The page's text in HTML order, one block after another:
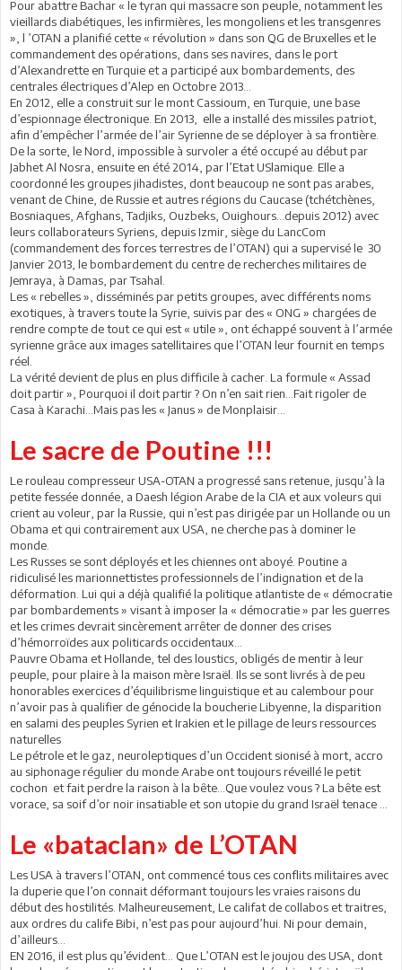
Pour abattre Bachar « le tyran qui massacre son peuple, notamment les
vieillards diabétiques, les infirmières, les mongoliens et les transgenres
», l ’OTAN a planifié cette « révolution » dans son QG de Bruxelles et le
commandement des opérations, dans ses navires, dans le port
d’Alexandrette en Turquie et a participé aux bombardements, des
centrales électriques d’Alep en Octobre 2013...
En 2012, elle a construit sur le mont Cassioum, en Turquie, une base
d’espionnage électronique. En 2013, elle a installé des missiles patriot,
afin d’empêcher l’armée de l’air Syrienne de se déployer à sa frontière.
De la sorte, le Nord, impossible à survoler a été occupé au début par
Jabhet Al Nosra, ensuite en été 2014, par l’Etat USlamique. Elle a
coordonné les groupes jihadistes, dont beaucoup ne sont pas arabes,
venant de Chine, de Russie et autres régions du Caucase (tchétchènes,
Bosniaques, Afghans, Tadjiks, Ouzbeks, Ouighours…depuis 2012) avec
leurs collaborateurs Syriens, depuis Izmir, siège du LancCom
(commandement des forces terrestres de l’OTAN) qui a supervisé le 30
Janvier 2013, le bombardement du centre de recherches militaires de
Jemraya, à Damas, par Tsahal.
Les « rebelles », disséminés par petits groupes, avec différents noms
exotiques, à travers toute la Syrie, suivis par des « ONG » chargées de
rendre compte de tout ce qui est « utile », ont échappé souvent à l’armée
syrienne grâce aux images satellitaires que l’OTAN leur fournit en temps
réel.
La vérité devient de plus en plus difficile à cacher. La formule « Assad
doit partir », Pourquoi il doit partir ? On n’en sait rien...Fait rigoler de
Casa à Karachi...Mais pas les « Janus » de Monplaisir...
Le sacre de Poutine !!!
Le rouleau compresseur USA-OTAN a progressé sans retenue, jusqu’à la
petite fessée donnée, a Daesh légion Arabe de la CIA et aux voleurs qui
crient au voleur, par la Russie, qui n’est pas dirigée par un Hollande ou un
Obama et qui contrairement aux USA, ne cherche pas à dominer le
monde.
Les Russes se sont déployés et les chiennes ont aboyé. Poutine a
ridiculisé les marionnettistes professionnels de l’indignation et de la
déformation. Lui qui a déjà qualifié la politique atlantiste de « démocratie
par bombardements » visant à imposer la « démocratie » par les guerres
et les crimes devrait sincèrement arrêter de donner des crises
d’hémorroïdes aux politicards occidentaux…
Pauvre Obama et Hollande, tel des loustics, obligés de mentir à leur
peuple, pour plaire à la maison mère Israël. Ils se sont livrés à de peu
honorables exercices d’équilibrisme linguistique et au calembour pour
n’avoir pas à qualifier de génocide la boucherie Libyenne, la disparition
en salami des peuples Syrien et Irakien et le pillage de leurs ressources
naturelles
Le pétrole et le gaz, neuroleptiques d’un Occident sionisé à mort, accro
au siphonage régulier du monde Arabe ont toujours réveillé le petit
cochon et fait perdre la raison à la bête…Que voulez vous ? La bête est
vorace, sa soif d’or noir insatiable et son utopie du grand Israël tenace …
Le «bataclan» de L’OTAN
Les USA à travers l’OTAN, ont commencé tous ces conflits militaires avec
la duperie que l’on connait déformant toujours les vraies raisons du
début des hostilités. Malheureusement, Le califat de collabos et traitres,
aux ordres du calife Bibi, n’est pas pour aujourd’hui. Ni pour demain,
d’ailleurs...
EN 2016, il est plus qu’évident... Que L’OTAN est le joujou des USA, dont